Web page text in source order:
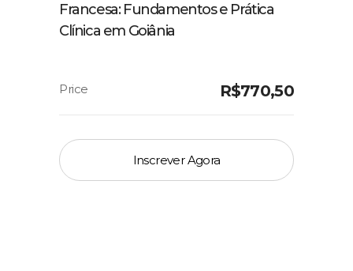
Francesa: Fundamentos e Prática
Clínica em Goiânia
R$770,50
Inscrever Agora